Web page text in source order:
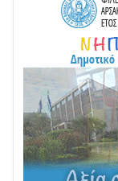
Στο σκοτάδι
Σε τροχιά
της Ναυπάκτου
04/08 • 12:08
Σε φουλ
| Αυτοψία
03/08 • 11:11